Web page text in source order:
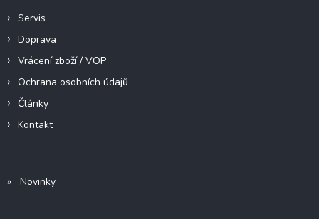
Servis
Doprava
Vrácení zboží / VOP
Ochrana osobních údajů
Články
Kontakt
» Novinky